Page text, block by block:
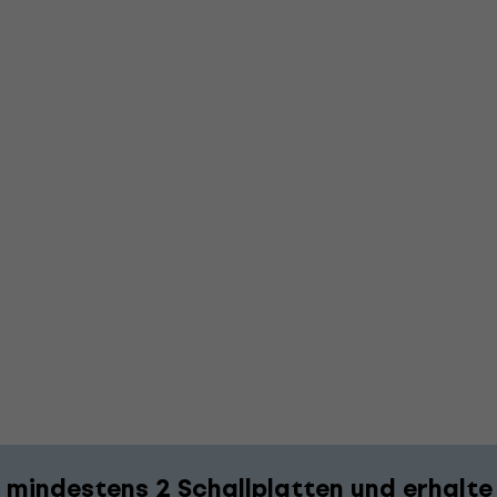
mindestens 2 Schallplatten und